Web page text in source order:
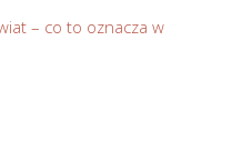
– co to oznacza w